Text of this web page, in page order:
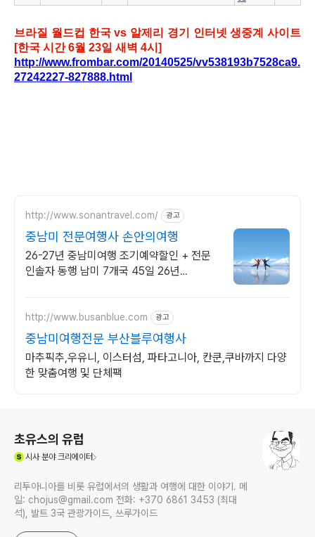
브라질 월드컵 한국 vs 알제리 경기 인터넷 생중계 사이트
[한국 시간 6월 23일 새벽 4시]
http://www.frombar.com/20140525/vv538193b7528ca9.
27242227-827888.html
http://www.sonantravel.com/ 광고
중남미 전문여행사 손안의여행
26-27년 중남미여행 조기예약할인 + 전문
인솔자 동행 남미 7개국 45일 26년
http://www.busanblue.com 광고
중남미여행전문 부산블루여행사
마추픽추,우유니, 이스터섬, 파타고니아, 칸쿤,쿠바까지 다양
한 맞춤여행 및 단체팩
초유스의 유럽
시사분야 크리에이터
리투아니아를 비롯 유럽에서의 생활과 여행에 대한 이야기. 메
일: chojus@gmail.com 전화: +370 6861 3453 (최대
석), 발트 3국 관광가이드, 쓰루가이드